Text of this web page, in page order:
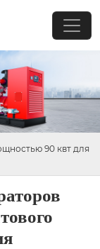
90 квт для